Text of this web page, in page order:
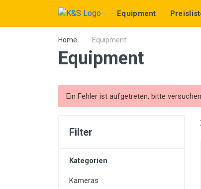
Equipment
Home Equipment
Equipment
Ein Fehler ist aufgetreten, bitte
Filter
Kategorien
Kameras